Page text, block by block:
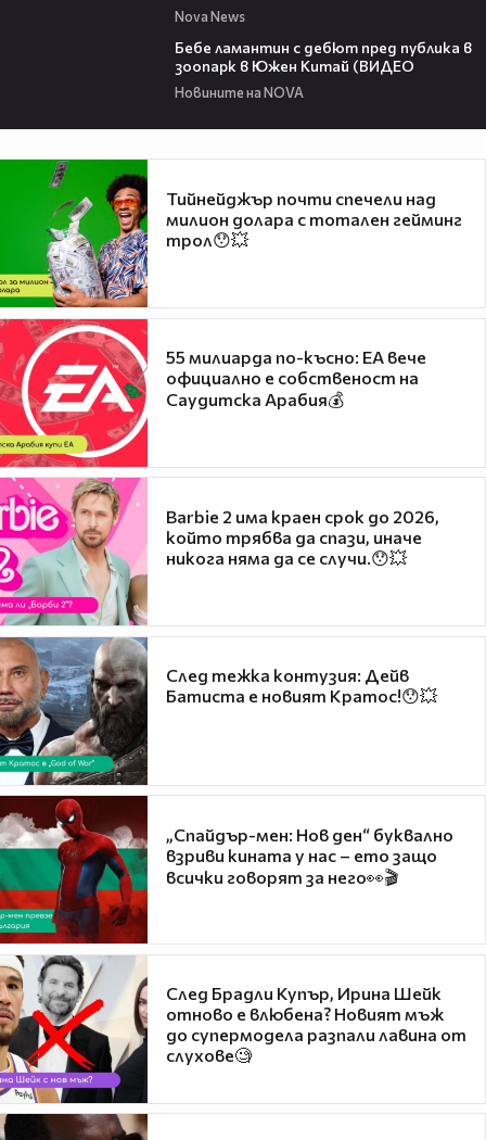
Nova News
Бебе ламантин с дебют пред публика в
зоопарк в Южен Китай (ВИДЕО
Новините на NOVA
Тийнейджър почти спечели над
милион долара с тотален гейминг
трол😯💥
55 милиарда по-късно: EA вече
официално е собственост на
Саудитска Арабия💰
Barbie 2 има краен срок до 2026,
който трябва да спази, иначе
никога няма да се случи.😯💥
След тежка контузия: Дейв
Батиста е новият Кратос!😯💥
„Спайдър-мен: Нов ден“ буквално
взриви кината у нас – ето защо
всички говорят за него👀🎬
След Брадли Купър, Ирина Шейк
отново е влюбена? Новият мъж
до супермодела разпали лавина от
слухове🧐